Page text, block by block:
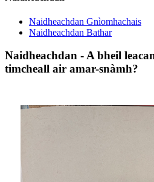
Naidheachdan Gnìomhachais
Naidheachdan Bathar
Naidheachdan - A bheil
timcheall air amar-snàmh?